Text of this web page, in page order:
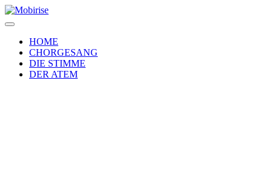
HOME
CHORGESANG
DIE STIMME
DER ATEM